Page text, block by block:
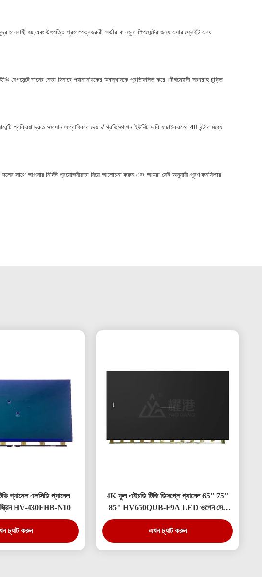
মালবাহী হয়,এবং উৎপত্তি প্রমাণপত্রজরুরী অর্ডার বা নমুনা শিপমেন্টের জন্য এয়ার ফ্রেইট এবং
মানের নেতা হিসাবে প্যানাসনিকের অবস্থানকে প্রতিফলিত করে।দীর্ঘমেয়াদী সরবরাহ চুক্তি
প্রক্রিয়া দ্রুত সমাধান অগ্রাধিকার দেয় √ প্রতিস্থাপন ইউনিট দাবি যাচাইকরণের 48 ঘন্টার মধ্যে
সাথে আপনার নির্দিষ্ট প্রয়োজনীয়তা নিয়ে আলোচনা করুন এবং আমরা সেই অনুযায়ী পূরণ কনফিগার
প্যানেল এলসিডি প্যানেল
স্ক্রিন HV-430FHB-N10
চ্যাট করুন
4K ফুল এইচডি টিভি ডিসপ্লে প্যানেল 65" 75"
85" HV650QUB-F9A LED ওপেন সেল
প্যানেল
এখন চ্যাট করুন